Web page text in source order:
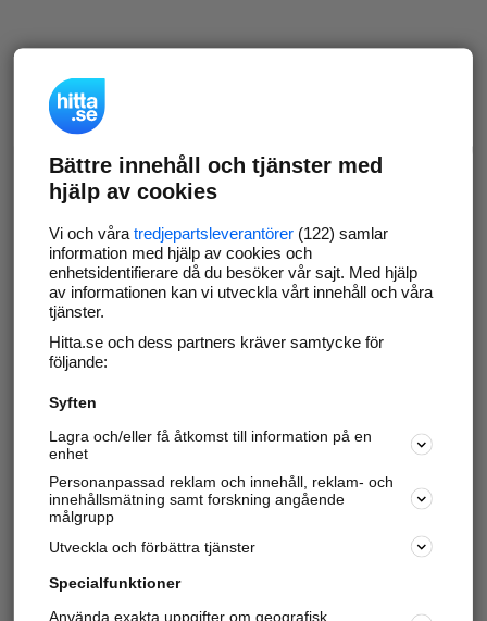
Bättre innehåll och tjänster med
hjälp av cookies
Vi och våra tredjepartsleverantörer(122) samlar
information med hjälp av cookies och
enhetsidentifierare då du besöker vår sajt. Med hjälp
av informationen kan vi utveckla vårt innehåll och våra
tjänster.
Hitta.se och dess partners kräver samtycke för
följande:
Syften
Lagra och/eller få åtkomst till information på en
enhet
Personanpassad reklam och innehåll, reklam- och
innehållsmätning samt forskning angående
målgrupp
Utveckla och förbättra tjänster
Specialfunktioner
Använda exakta uppgifter om geografisk